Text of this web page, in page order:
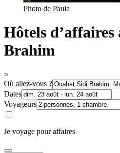
Photo de Paula
Hôtels
Brahim
Où allez-vous ?
Dates
Voyageurs
Je voyage pour affaires